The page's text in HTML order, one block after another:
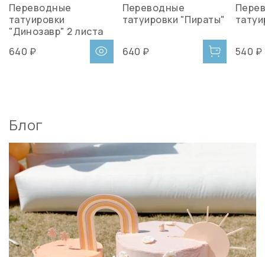
Переводные
татуировки
"Динозавр" 2 листа
640 ₽
Переводные
татуировки "Пираты"
640 ₽ 540 ₽
Блог